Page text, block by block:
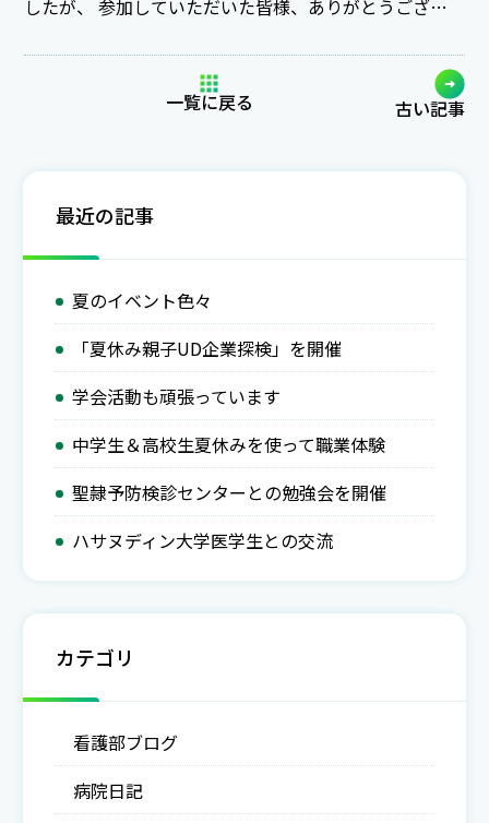
したが、 参加していただいた皆様、ありがとうござい
度、 その後質疑応答という形で進行しました。 この日
は皆さん6年生ということで、具体的な質問が多かった
裕があります。 ご興味のある方は、お気軽にご参加くだ
さい。 申し込みはこちら！
一覧に戻る 古い記事
最近の記事
夏のイベント色々
「夏休み親子UD企業探検」を開催
学会活動も頑張っています
中学生＆高校生夏休みを使って職業体験
聖隷予防検診センターとの勉強会を開催
ハサヌディン大学医学生との交流
カテゴリ
看護部ブログ
病院日記